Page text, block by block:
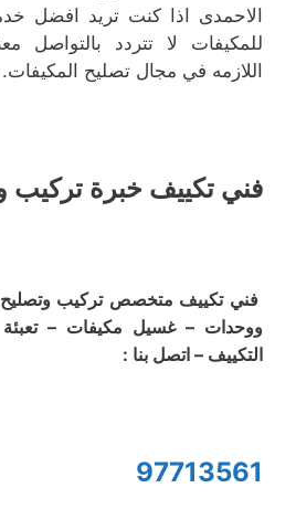
الاحمدى اذا كنت تريد افضل
للمكيفات لا تتردد بالتواصل
اللازمه في مجال تصليح المكيفات.
فني تكييف خبرة تركيب
فني تكييف متخصص تركيب
ووحدات – غسيل مكيفات –
التكييف – اتصل بنا :
97713561